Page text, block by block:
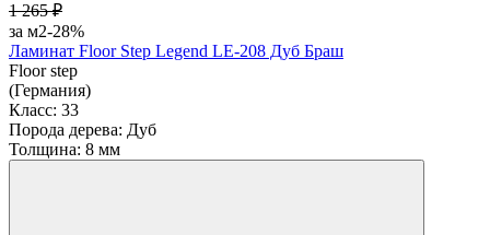
1 265 ₽
за м2-28%
Ламинат Floor Step Legend LE-208 Дуб Браш
Floor step
(Германия)
Класс: 33
Порода дерева: Дуб
Толщина: 8 мм